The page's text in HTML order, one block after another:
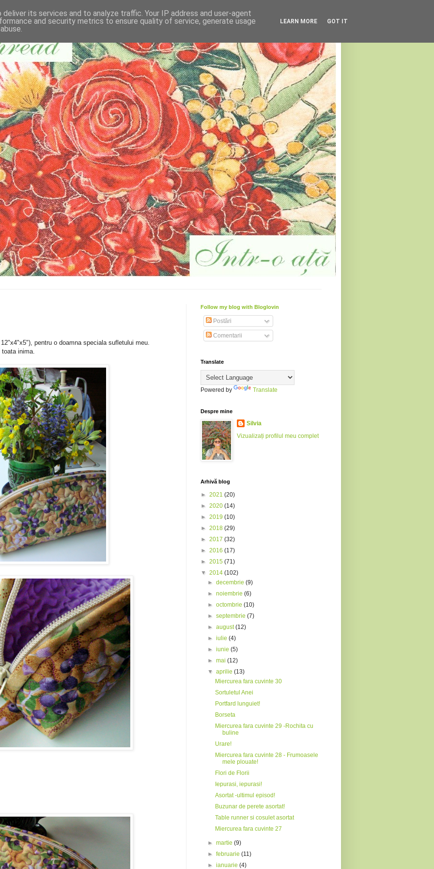
pentru o doamna speciala sufletului meu.
inima.
Follow my blog with Bloglovin
Postări
Comentarii
Translate
Powered by Translate
Despre mine
Silvia
Vizualizați profilul meu complet
Arhivă blog
► 2021 (20)
► 2020 (14)
► 2019 (10)
► 2018 (29)
► 2017 (32)
► 2016 (17)
► 2015 (71)
▼ 2014 (102)
►decembrie(9)
►noiembrie(6)
►octombrie(10)
►septembrie(7)
►august(12)
►iulie(4)
►iunie(5)
►mai(12)
▼aprilie(13)
Miercurea fara cuvinte 30
Sortuletul Anei
Portfard lunguiet!
Borseta
Miercurea fara cuvinte 29 -Rochita cu
buline
Urare!
Miercurea fara cuvinte 28 - Frumoasele
mele plouate!
Flori de Florii
Iepurasi, iepurasi!
Asortat -ultimul episod!
Buzunar de perete asortat!
Table runner si cosulet asortat
Miercurea fara cuvinte 27
►martie(9)
►februarie(11)
►ianuarie(4)
its services and to analyze traffic. Your IP address and user-agent
and security metrics to ensure quality of service, generate usage
LEARN MORE GOT IT